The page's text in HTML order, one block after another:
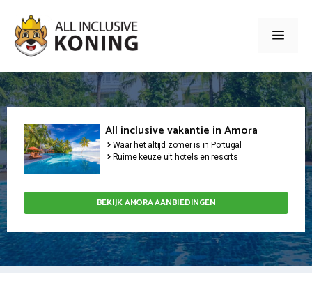
naar
inhoud
Menu
All inclusive vakantie in Amora
Waar het altijd zomer is in Portugal
Ruime keuze uit hotels en resorts
BEKIJK AMORA AANBIEDINGEN